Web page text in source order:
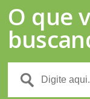
O que